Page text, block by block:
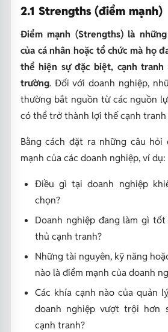
2.1 Strengths (điểm mạnh)
Điểm mạnh (Strengths) là
của cá nhân hoặc tổ chức mà họ
thể hiện sự đặc biệt, cạnh
trường. Đối với doanh nghiệp,
thường bắt nguồn từ các nguồn
có thể trở thành lợi thế cạnh
Bằng cách đặt ra những câu
mạnh của các doanh nghiệp, ví dụ:
Điều gì tại doanh nghiệp
chọn?
Doanh nghiệp đang làm gì
thủ cạnh tranh?
Những tài nguyên, kỹ năng
nào là điểm mạnh của doanh
Các khía cạnh nào của quản
doanh nghiệp vượt trội hơn
cạnh tranh?